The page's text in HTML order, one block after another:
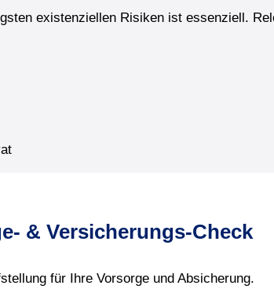
existenziellen Risiken ist essenziell.
& Versicherungs-Check
für Ihre Vorsorge und Absicherung.